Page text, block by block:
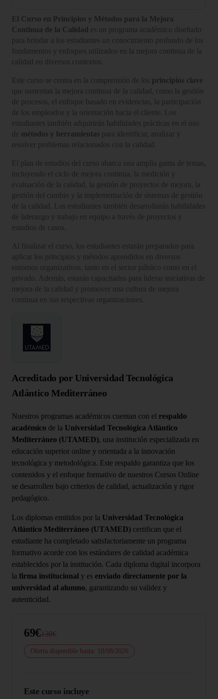
El Curso en Principios y Métodos para la Mejora
Continua de la Calidad es un programa académico diseñado
para brindar a los estudiantes un conocimiento profundo de los
fundamentos y enfoques utilizados en la mejora continua de la
calidad en diversos contextos.
Este curso se centra en la comprensión de los principios clave
que sustentan la mejora continua de la calidad, como la gestión
de procesos, el enfoque basado en evidencias, la participación
de los empleados y la orientación hacia el cliente. Los
estudiantes también adquirirán habilidades prácticas en el uso
de métodos y herramientas para identificar, analizar y
resolver problemas relacionados con la calidad.
El plan de estudios del curso abarca una amplia gama de temas,
incluyendo el ciclo de mejora continua, la medición y
evaluación de la calidad, la gestión de proyectos de mejora, la
gestión del cambio y la implementación de sistemas de gestión
de la calidad. Los estudiantes también desarrollarán habilidades
de liderazgo y trabajo en equipo a través de proyectos y
estudios de casos.
Al finalizar el curso, los estudiantes estarán preparados para
aplicar los principios y métodos aprendidos en diversos
entornos organizativos, tanto en el sector público como en el
privado. Además, estarán capacitados para liderar iniciativas de
mejora de la calidad y promover una cultura de mejora
continua en sus respectivas organizaciones.
Acreditado por Universidad Tecnológica
Atlántico Mediterráneo
Nuestros programas académicos cuentan con el respaldo
académico de la Universidad Tecnológica Atlántico
Mediterráneo (UTAMED), una institución especializada en
educación superior online y orientada a la innovación
tecnológica y metodológica. Este respaldo garantiza que los
contenidos y el enfoque formativo de nuestros Cursos Online
se desarrollen bajo criterios de calidad, actualización y rigor
pedagógico.
Los diplomas emitidos por la Universidad Tecnológica
Atlántico Mediterráneo (UTAMED) certifican que el
estudiante ha completado satisfactoriamente un programa
formativo acorde con los estándares de calidad académica
establecidos por la institución. Cada diploma digital incorpora
la firma institucional y es enviado directamente por la
universidad al alumno, garantizando su validez y
autenticidad.
69€130€
Oferta disponible hasta: 10/08/2026
Este curso incluye